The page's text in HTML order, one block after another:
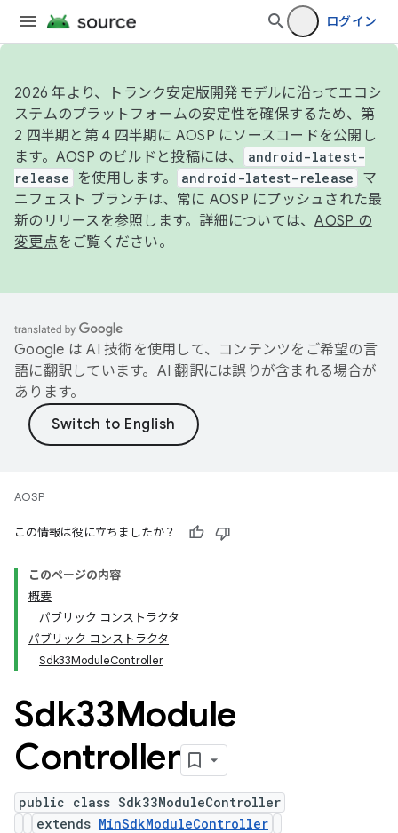
ログイン
2026 年より、トランク安定版開発モデルに沿ってエコシ
ステムのプラットフォームの安定性を確保するため、第
2 四半期と第 4 四半期に AOSP にソースコードを公開し
ます。AOSP のビルドと投稿には、
android-latest-
release
を使用します。 android-latest-release
マ
ニフェスト ブランチは、常に AOSP にプッシュされた最
新のリリースを参照します。詳細については、AOSP の
変更点をご覧ください。
Google は AI 技術を使用して、コンテンツをご希望の言
語に翻訳しています。AI 翻訳には誤りが含まれる場合が
あります。
AOSP
この情報は役に立ちましたか？
このページの内容
概要
パブリック コンストラクタ
パブリック コンストラクタ
Sdk33ModuleController
Sdk33Module
Controller
public class Sdk33ModuleController
extends MinSdkModuleController